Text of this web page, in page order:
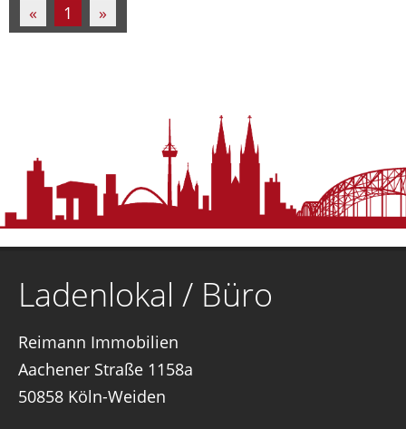
« 1 »
Ladenlokal / Büro
Reimann Immobilien
Aachener Straße 1158a
50858 Köln-Weiden